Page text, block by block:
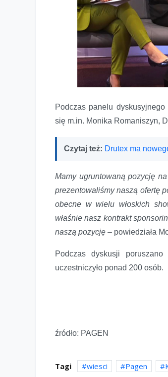
Podczas panelu
się m.in. Monika Romaniszyn,
Czytaj też: Drutex ma
Mamy ugruntowaną pozycję
prezentowaliśmy naszą ofertę
obecne w wielu włoskich
właśnie nasz kontrakt
naszą pozycję – powiedziała
Podczas dyskusji
uczestniczyło ponad 200 osób.
źródło: PAGEN
Tagi wiesci Pagen